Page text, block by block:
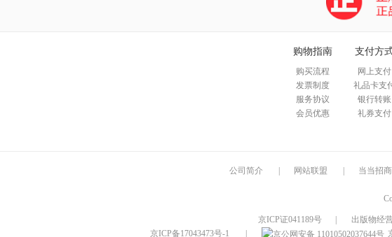
购物指南
购买流程
发票制度
服务协议
会员优惠
支付方
网上支付
礼品卡支
银行转账
礼券支付
公司简介 网站联盟 当当招商
京ICP证041189号 出版物经
京ICP备17043473号-1